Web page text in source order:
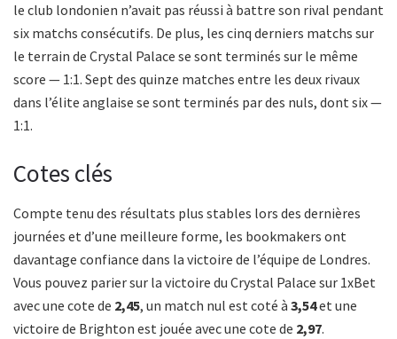
le club londonien n’avait pas réussi à battre son rival pendant
six matchs consécutifs. De plus, les cinq derniers matchs sur
le terrain de Crystal Palace se sont terminés sur le même
score — 1:1. Sept des quinze matches entre les deux rivaux
dans l’élite anglaise se sont terminés par des nuls, dont six —
1:1.
Cotes clés
Compte tenu des résultats plus stables lors des dernières
journées et d’une meilleure forme, les bookmakers ont
davantage confiance dans la victoire de l’équipe de Londres.
Vous pouvez parier sur la victoire du Crystal Palace sur 1xBet
avec une cote de 2,45, un match nul est coté à 3,54et une
victoire de Brighton est jouée avec une cote de 2,97.